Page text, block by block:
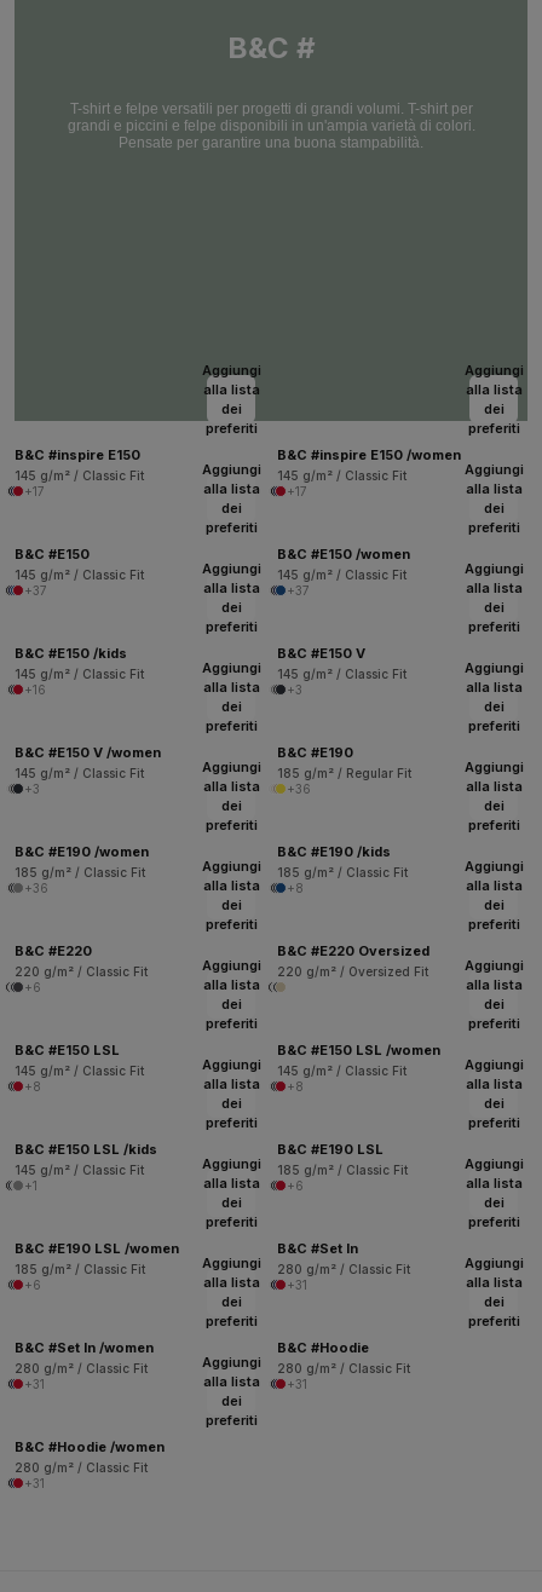
B&C #
T-shirt e felpe versatili per progetti di grandi volumi. T-shirt per
grandi e piccini e felpe disponibili in un'ampia varietà di colori.
Pensate per garantire una buona stampabilità.
Aggiungi
alla lista
dei
preferiti
B&C #inspire E150
145 g/m² / Classic Fit
+17
Aggiungi
alla lista
dei
preferiti
B&C #inspire E150 /women
145 g/m² / Classic Fit
+17
Aggiungi
alla lista
dei
preferiti
B&C #E150
145 g/m² / Classic Fit
+37
Aggiungi
alla lista
dei
preferiti
B&C #E150 /women
145 g/m² / Classic Fit
+37
Aggiungi
alla lista
dei
preferiti
B&C #E150 /kids
145 g/m² / Classic Fit
+16
Aggiungi
alla lista
dei
preferiti
B&C #E150 V
145 g/m² / Classic Fit
+3
Aggiungi
alla lista
dei
preferiti
B&C #E150 V /women
145 g/m² / Classic Fit
+3
Aggiungi
alla lista
dei
preferiti
B&C #E190
185 g/m² / Regular Fit
+36
Aggiungi
alla lista
dei
preferiti
B&C #E190 /women
185 g/m² / Classic Fit
+36
Aggiungi
alla lista
dei
preferiti
B&C #E190 /kids
185 g/m² / Classic Fit
+8
Aggiungi
alla lista
dei
preferiti
B&C #E220
220 g/m² / Classic Fit
+6
Aggiungi
alla lista
dei
preferiti
B&C #E220 Oversized
220 g/m² / Oversized Fit
Aggiungi
alla lista
dei
preferiti
B&C #E150 LSL
145 g/m² / Classic Fit
+8
Aggiungi
alla lista
dei
preferiti
B&C #E150 LSL /women
145 g/m² / Classic Fit
+8
Aggiungi
alla lista
dei
preferiti
B&C #E150 LSL /kids
145 g/m² / Classic Fit
+1
Aggiungi
alla lista
dei
preferiti
B&C #E190 LSL
185 g/m² / Classic Fit
+6
Aggiungi
alla lista
dei
preferiti
B&C #E190 LSL /women
185 g/m² / Classic Fit
+6
Aggiungi
alla lista
dei
preferiti
B&C #Set In
280 g/m² / Classic Fit
+31
Aggiungi
alla lista
dei
preferiti
B&C #Set In /women
280 g/m² / Classic Fit
+31
Aggiungi
alla lista
dei
preferiti
B&C #Hoodie
280 g/m² / Classic Fit
+31
Aggiungi
alla lista
dei
preferiti
B&C #Hoodie /women
280 g/m² / Classic Fit
+31